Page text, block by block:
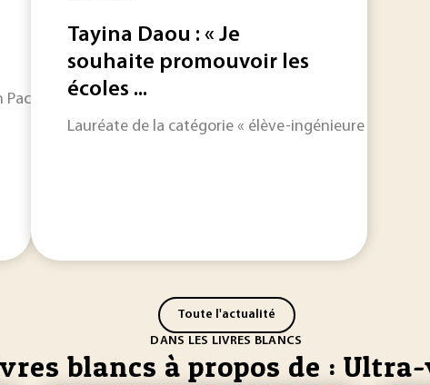
and Packaging Waste Regulation (PPWR) entrera
Tayina Daou : « Je
souhaite promouvoir les
écoles ...
Lauréate de la catégorie « élève-ingénieure » lors de
Toute l'actualité
DANS LES LIVRES BLANCS
blancs à propos de :